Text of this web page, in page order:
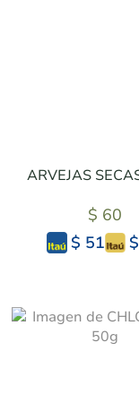
ARVEJAS
$ 60
$ 51